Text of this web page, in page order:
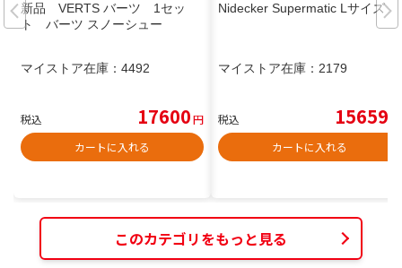
新品 VERTS バーツ 1セッ
ト バーツ スノーシュー
マイストア在庫： 4492
税込 17600円
カートに入れる
Nidecker Supermatic Lサイズ
マイストア在庫： 2179
税込 15659
カートに入れる
このカテゴリをもっと見る